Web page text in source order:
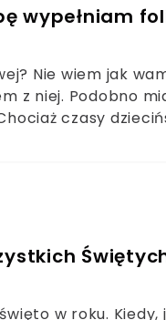
wypełniam
Nie wiem jak
z niej. Podobno
czasy
w roku. Kiedy,